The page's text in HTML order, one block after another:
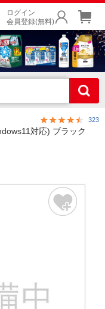
ログイン
会員登録(無料)
323
対応) ブラック